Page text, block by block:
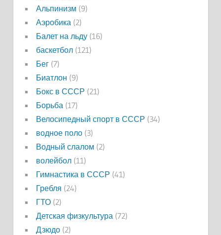
Альпинизм (9)
Аэробика (2)
Балет на льду(16)
баскетбол(121)
Бег(7)
Биатлон (9)
Бокс в СССР (21)
Борьба (17)
Велосипедный спорт в СССР (34)
водное поло(3)
Водный слалом (2)
волейбол(11)
Гимнастика в СССР (41)
Гребля (24)
ГТО(2)
Детская физкультура (72)
Дзюдо(2)